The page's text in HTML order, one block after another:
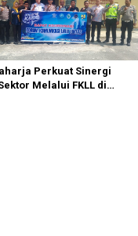
Perkuat Sinergi
Melalui FKLL di